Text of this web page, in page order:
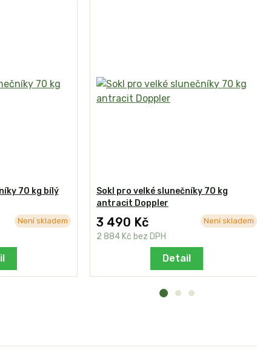
70 kg bílý
Není skladem
Sokl pro velké slunečníky 70 kg
antracit Doppler
3 490 Kč
2 884 Kč bez DPH
Není skladem
Detail